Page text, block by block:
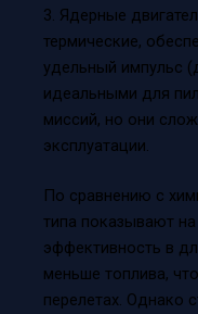
3. Ядерные
термические,
удельный импульс
идеальными для
миссий, но они
эксплуатации.
По сравнению с
типа показывают
эффективность в
меньше топлива,
перелетах. Однако